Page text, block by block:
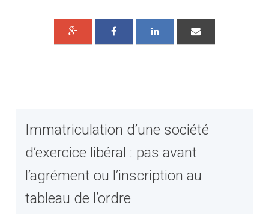
Immatriculation d’une société
d’exercice libéral : pas avant
l’agrément ou l’inscription au
tableau de l’ordre